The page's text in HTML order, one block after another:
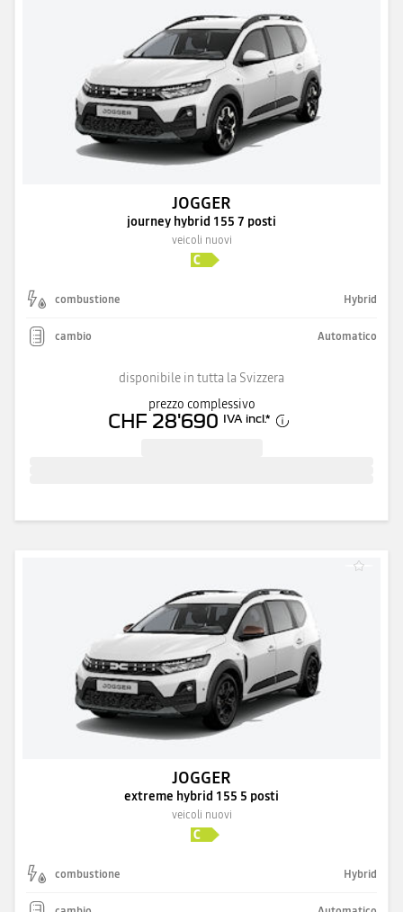
JOGGER
journey hybrid 155 7 posti
veicoli nuovi
combustione Hybrid
cambio Automatico
disponibile in tutta la Svizzera
prezzo complessivo
CHF 28'690 IVA incl.*
JOGGER
extreme hybrid 155 5 posti
veicoli nuovi
combustione Hybrid